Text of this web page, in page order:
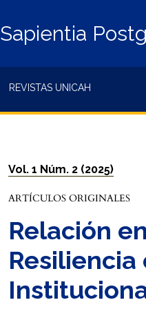
Sapientia
REVISTAS UNICAH
Vol. 1 Núm. 2 (2025)
ARTÍCULOS ORIGINALES
Relación